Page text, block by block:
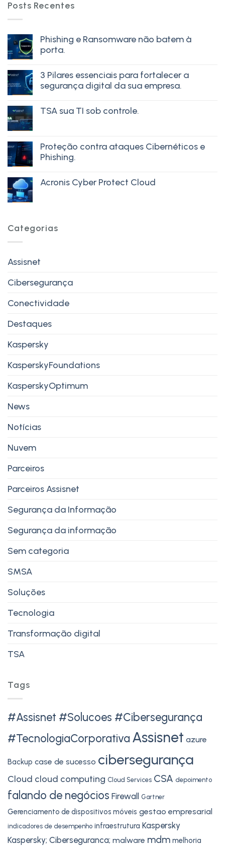
Posts Recentes
Phishing e Ransomware não batem à
porta.
3 Pilares essenciais para fortalecer a
segurança digital da sua empresa.
TSA sua TI sob controle.
Proteção contra ataques Cibernéticos e
Phishing.
Acronis Cyber Protect Cloud
Categorias
Assisnet
Cibersegurança
Conectividade
Destaques
Kaspersky
KasperskyFoundations
KasperskyOptimum
News
Notícias
Nuvem
Parceiros
Parceiros Assisnet
Segurança da Informação
Segurança da informação
Sem categoria
SMSA
Soluções
Tecnologia
Transformação digital
TSA
Tags
#Assisnet #Solucoes #Cibersegurança
#TecnologiaCorporativa Assisnet azure
Backup case de sucesso cibersegurança
Cloud cloud computing Cloud Services CSA depoimento
falando de negócios Firewall Gartner
Gerenciamento de dispositivos móveis gestao empresarial
indicadores de desempenho infraestrutura Kaspersky
Kaspersky; Ciberseguranca; malware mdm melhoria